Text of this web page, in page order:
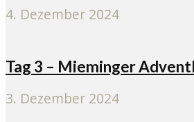
4. Dezember 2024
Tag 3 – Mieminger
3. Dezember 2024